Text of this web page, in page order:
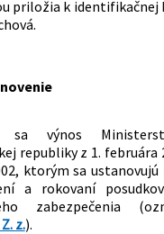
priložia k identifikačnej
sa výnos
republiky z 1. februára
ktorým sa
a rokovaní
zabezpečenia
z.).